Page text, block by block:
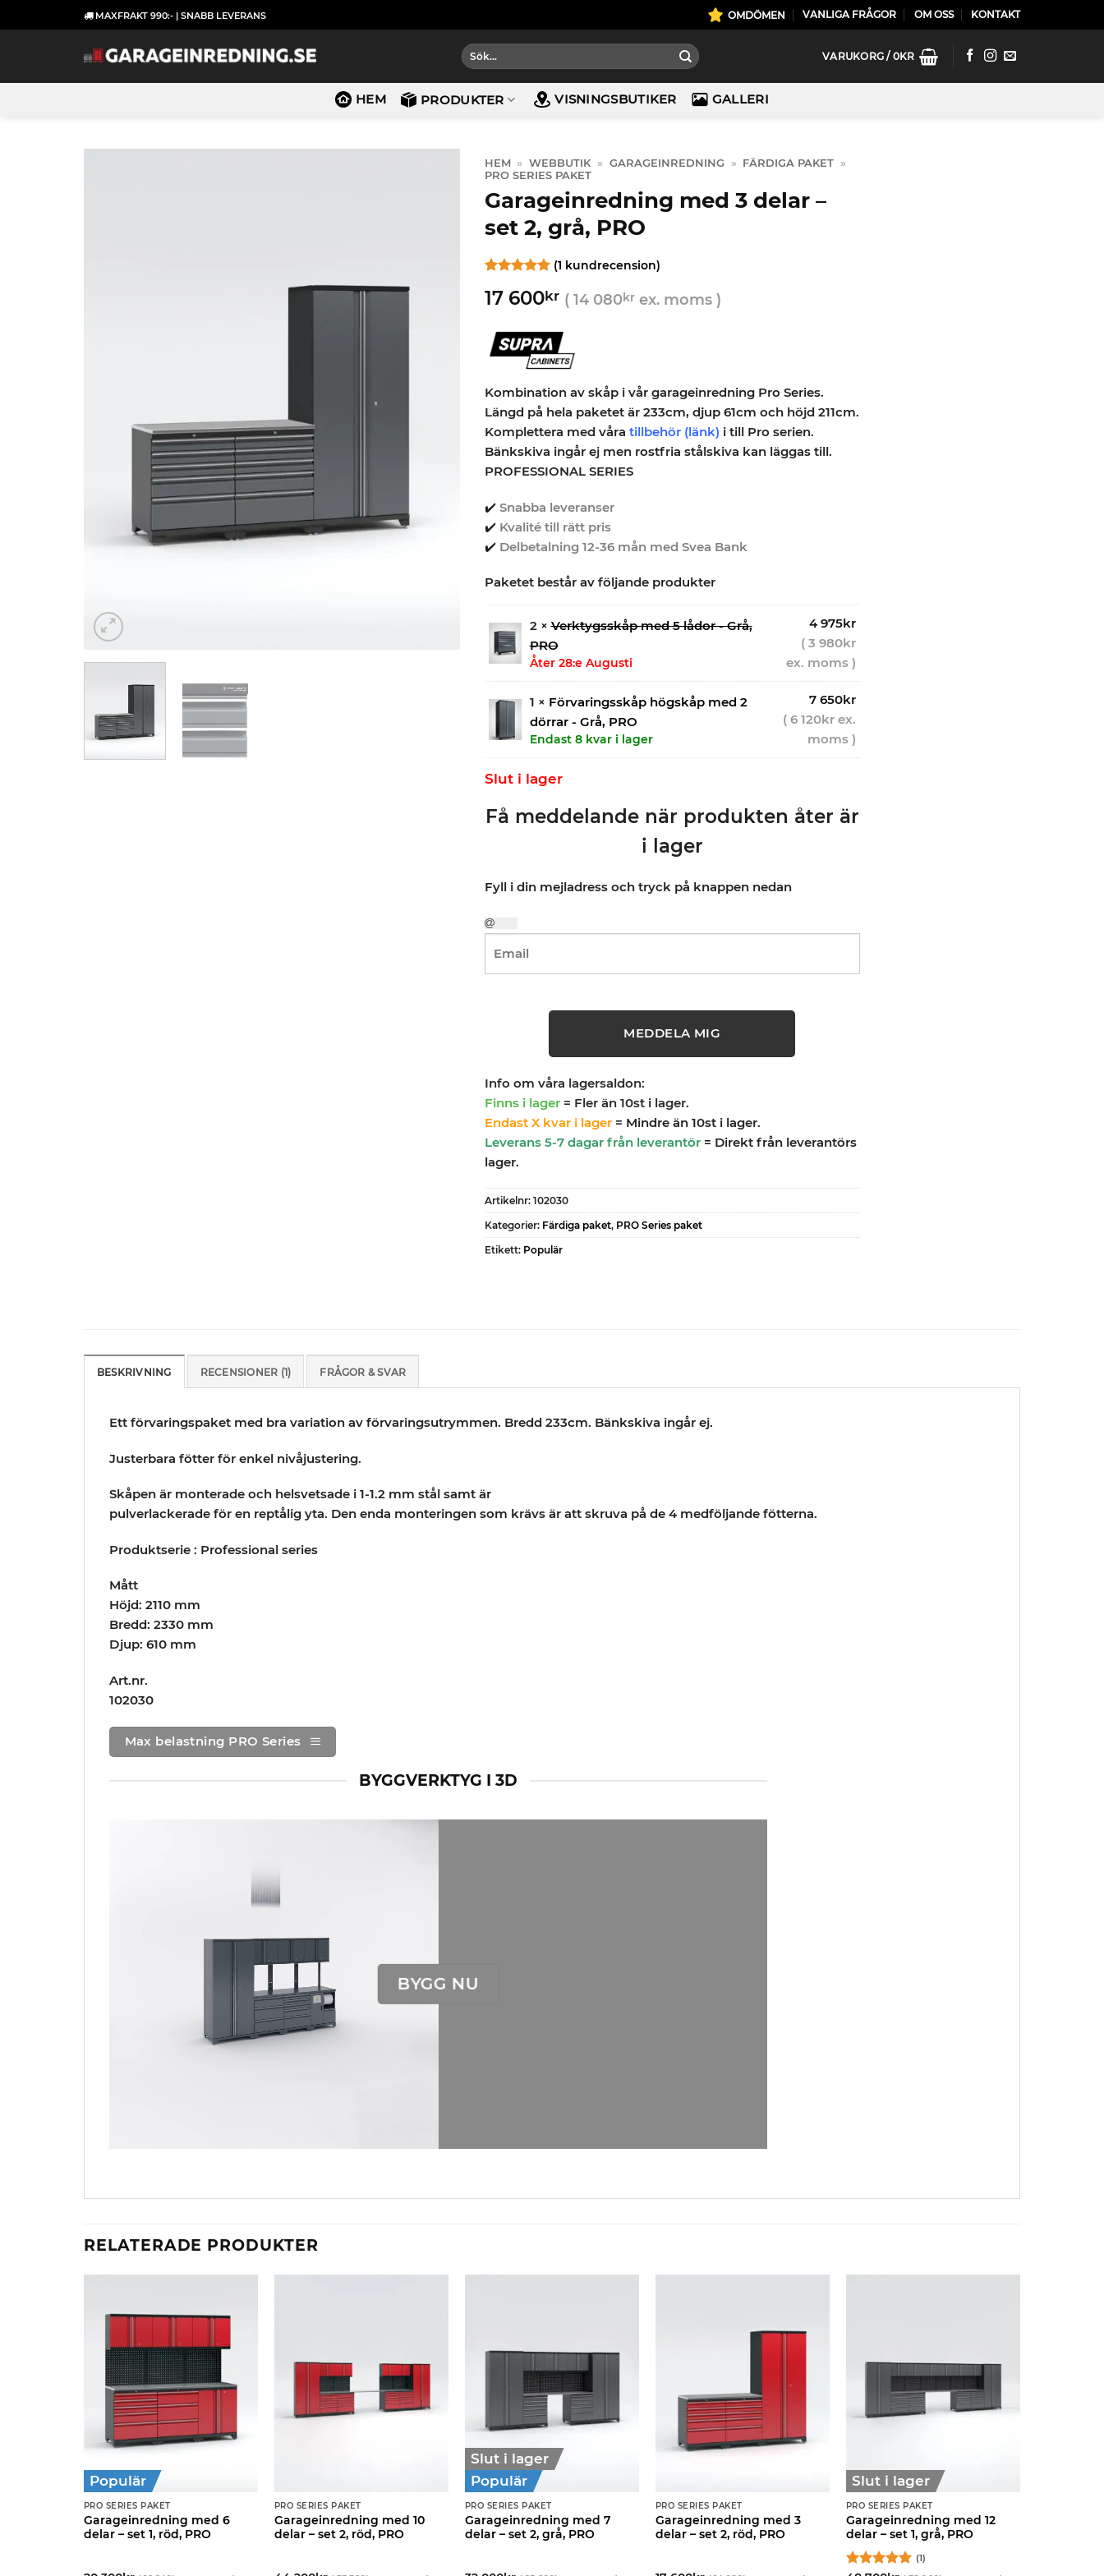
to
MAXFRAKT 990:- | SNABB LEVERANS OMDÖMEN VANLIGA FRÅGOR OM OSS KONTAKT
Sök
efter:
VARUKORG / 0KR
HEM PRODUKTER VISNINGSBUTIKER GALLERI
HEM » WEBBUTIK » GARAGEINREDNING » FÄRDIGA PAKET »
PRO SERIES PAKET
Garageinredning med 3 delar –
set 2, grå, PRO
av 5
(1 kundrecension)
17 600kr ( 14 080krex. moms )
Kombination av skåp i vår garageinredning Pro Series.
Längd på hela paketet är 233cm, djup 61cm och höjd 211cm.
Komplettera med våra tillbehör (länk) i till Pro serien.
Bänkskiva ingår ej men rostfria stålskiva kan läggas till.
PROFESSIONAL SERIES
✔️ Snabba leveranser
✔️ Kvalité till rätt pris
✔️ Delbetalning 12-36 mån med Svea Bank
Paketet består av följande produkter
2 ×Verktygsskåp med 5 lådor - Grå,
PRO
Åter 28:e Augusti
4 975kr
( 3 980kr
ex. moms )
1 × Förvaringsskåp högskåp med 2
dörrar - Grå, PRO
Endast 8 kvar i lager
7 650kr
( 6 120kr ex.
moms )
Slut i lager
Få meddelande när produkten åter är
i lager
Fyll i din mejladress och tryck på knappen nedan
MEDDELA MIG
Info om våra lagersaldon:
Finns i lager = Fler än 10st i lager.
Endast X kvar i lager = Mindre än 10st i lager.
Leverans 5-7 dagar från leverantör= Direkt från leverantörs
lager.
Artikelnr: 102030
Kategorier: Färdiga paket, PRO Series paket
Etikett: Populär
BESKRIVNING RECENSIONER (1) FRÅGOR & SVAR
Ett förvaringspaket med bra variation av förvaringsutrymmen. Bredd 233cm. Bänkskiva ingår ej.
Justerbara fötter för enkel nivåjustering.
Skåpen är monterade och helsvetsade i 1-1.2 mm stål samt är
pulverlackerade för en reptålig yta. Den enda monteringen som krävs är att skruva på de 4 medföljande fötterna.
Produktserie : Professional series
Mått
Höjd: 2110 mm
Bredd: 2330 mm
Djup: 610 mm
Art.nr.
102030
Max belastning PRO Series
BYGGVERKTYG I 3D
BYGG NU
RELATERADE PRODUKTER
Populär
PRO SERIES PAKET
Garageinredning med 6
delar – set 1, röd, PRO
PRO SERIES PAKET
Garageinredning med 10
delar – set 2, röd, PRO
Slut i lager
Populär
PRO SERIES PAKET
Garageinredning med 7
delar – set 2, grå, PRO
PRO SERIES PAKET
Garageinredning med 3
delar – set 2, röd, PRO
Slut i lager
PRO SERIES PAKET
Garageinredning med 12
delar – set 1, grå, PRO
(1)